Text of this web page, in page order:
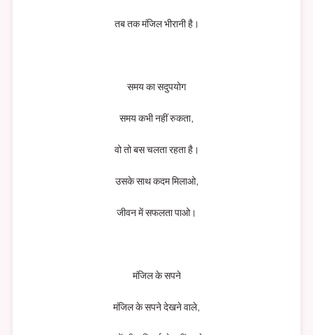
तब तक मंजिल भीरानी है।
समय का सदुपयोग
समय कभी नहीं रुकता,
वो तो बस चलता रहता है।
उसके साथ कदम मिलाओ,
जीवन में सफलता पाओ।
मंजिल के सपने
मंजिल के सपने देखने वाले,